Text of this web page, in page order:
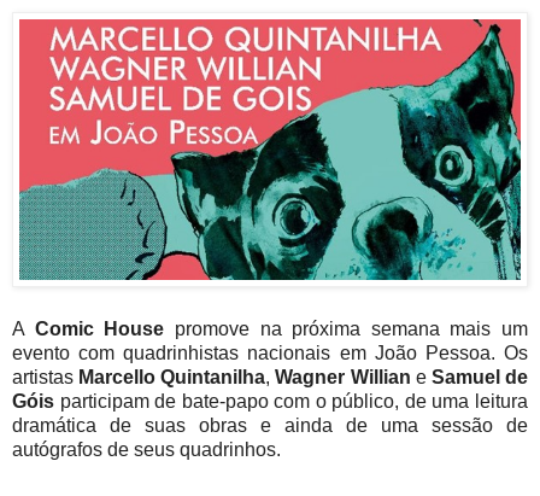
A Comic House promove na próxima semana mais um
evento com quadrinhistas nacionais em João Pessoa. Os
artistas Marcello Quintanilha,Wagner Willian e Samuel de
Góis participam de bate-papo com o público, de uma leitura
dramática de suas obras e ainda de uma sessão de
autógrafos de seus quadrinhos.